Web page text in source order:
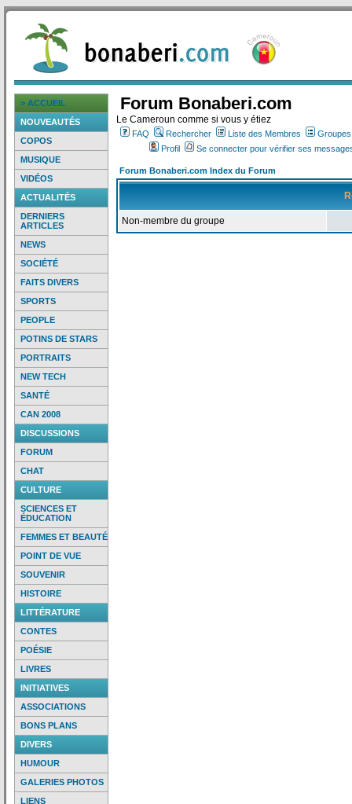
> ACCUEIL
NOUVEAUTÉS
COPOS
MUSIQUE
VIDÉOS
ACTUALITÉS
DERNIERS
ARTICLES
NEWS
SOCIÉTÉ
FAITS DIVERS
SPORTS
PEOPLE
POTINS DE STARS
PORTRAITS
NEW TECH
SANTÉ
CAN 2008
DISCUSSIONS
FORUM
CHAT
CULTURE
SCIENCES ET
ÉDUCATION
FEMMES ET BEAUTÉ
POINT DE VUE
SOUVENIR
HISTOIRE
LITTÉRATURE
CONTES
POÉSIE
LIVRES
INITIATIVES
ASSOCIATIONS
BONS PLANS
DIVERS
HUMOUR
GALERIES PHOTOS
LIENS
Forum Bonaberi.com
Le Cameroun comme si vous y étiez
FAQ Rechercher Liste des Membres
Profil
Se connecter pour vérifier ses
Forum Bonaberi.com Index du Forum
Non-membre du groupe